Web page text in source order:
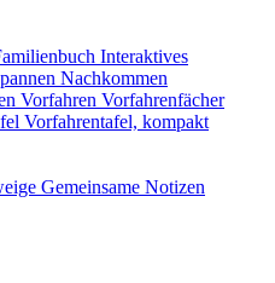
Interaktives
Nachkommen
Vorfahren Vorfahrenfächer
Vorfahrentafel, kompakt
Gemeinsame Notizen